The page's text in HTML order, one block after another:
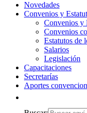
Novedades
Convenios y
Convenios y
Convenios
Estatutos de
Salarios
Legislación
Capacitaciones
Secretarías
Aportes